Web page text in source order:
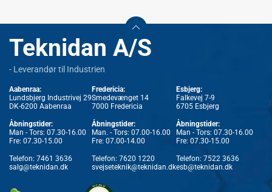
Teknidan A/S
- Leverandør til Industrien
Aabenraa:
Lundsbjerg Industrivej 29
DK-6200 Aabenraa
Åbningstider:
Man - Tors: 07.30-16.00
Fre: 07.30-15.00
Telefon: 7461 3636
salg@teknidan.dk
Fredericia:
Smedevænget 14
7000 Fredericia
Åbningstider:
Man. - Tors: 07.00-16.00
Fre: 07.00-14.00
Telefon: 7620 1220
svejseteknik@teknidan.dk
Esbjerg:
Falkevej 7-9
6705 Esbjerg
Åbningstider:
Man - Tors: 07.30-16.00
Fre: 07.30-15.00
Telefon: 7522 3636
esb@teknidan.dk